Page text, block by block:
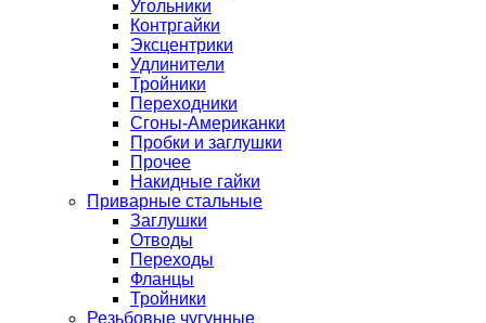
Угольники
Контргайки
Эксцентрики
Удлинители
Тройники
Переходники
Сгоны-Американки
Пробки и заглушки
Прочее
Накидные гайки
Приварные стальные
Заглушки
Отводы
Переходы
Фланцы
Тройники
Резьбовые чугунные